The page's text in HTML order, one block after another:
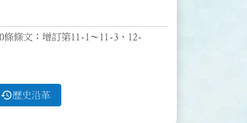
條條文；增訂第11-1～11-3、12-
history歷史沿革